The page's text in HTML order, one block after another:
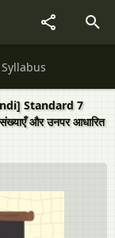
Syllabus
Standard 7
और उनपर आधारित